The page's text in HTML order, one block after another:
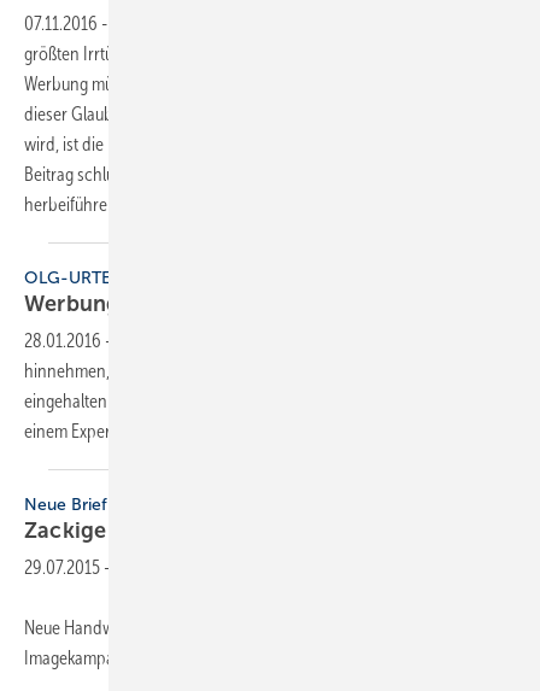
07.11.2016 -
größten Irrtümer von Marketing- und Werbe-Laien ist der Glaube,
Werbung müsse Produkte und Leistungen (sofort) verkaufen. Weil
dieser Glaube auch noch in Seminaren und in der Literatur unterstützt
wird, ist die Enttäuschung groß, wenn der Erfolg nicht eintritt. Der
Beitrag schlüsselt auf, welche Maßnahmen welchen Erfolg
herbeiführen.
OLG-URTEIL
Werbung muss halten, was sie
28.01.2016 -
hinnehmen, dass Werbeaussagen des Unternehmens nicht
eingehalten werden. Darauf weist der Bauherren-Schutzbund mit
einem Expertentipp (BSB)
Neue Briefmarke
Zackige
29.07.2015 -
Neue Handwerksbriefmarken im Design der bekannten
Imagekampagne können im Werbeartikelshop über